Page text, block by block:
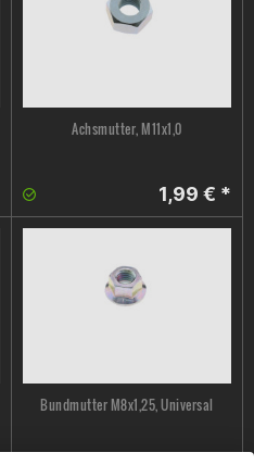
Achsmutter, M11x1,0
1,99 € *
Bundmutter M8x1,25, Universal